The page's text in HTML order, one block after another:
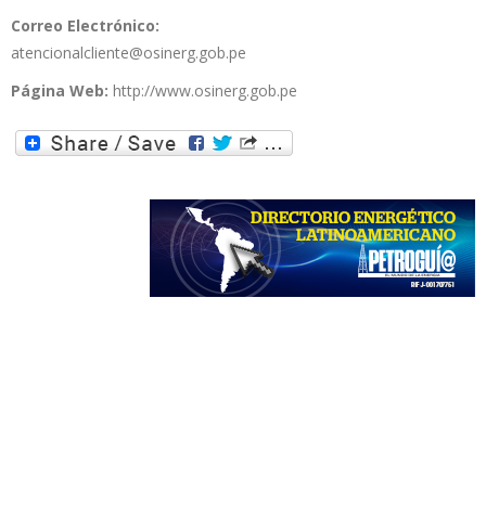
Correo Electrónico:
atencionalcliente@osinerg.gob.pe
Página Web: http://www.osinerg.gob.pe